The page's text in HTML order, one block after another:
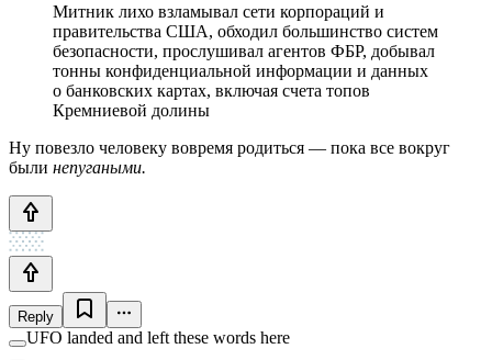
Митник лихо взламывал сети корпораций и
правительства США, обходил большинство систем
безопасности, прослушивал агентов ФБР, добывал
тонны конфиденциальной информации и данных
о банковских картах, включая счета топов
Кремниевой долины
Ну повезло человеку вовремя родиться — пока все вокруг
были непугаными.
Reply
UFO landed and left these words here